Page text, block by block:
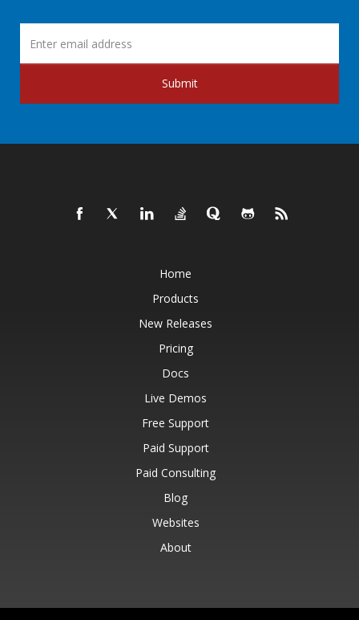
Submit
Home
Products
New Releases
Pricing
Docs
Live Demos
Free Support
Paid Support
Paid Consulting
Blog
Websites
About